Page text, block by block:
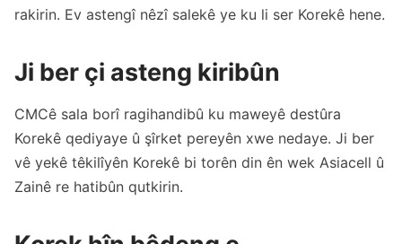
rakirin. Ev astengî nêzî salekê ye ku li ser Korekê hene.
Ji ber çi asteng kiribûn
CMCê sala borî ragihandibû ku maweyê destûra
Korekê qediyaye û şîrket pereyên xwe nedaye. Ji ber
vê yekê têkilîyên Korekê bi torên din ên wek Asiacell û
Zainê re hatibûn qutkirin.